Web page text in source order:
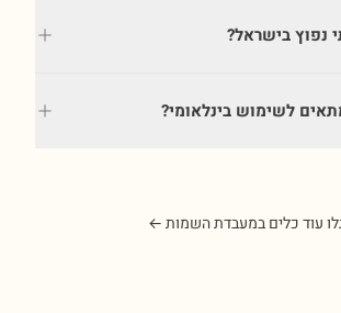
נפוץ בישראל?
לשימוש בינלאומי?
עוד כלים במעבדת השמות ←